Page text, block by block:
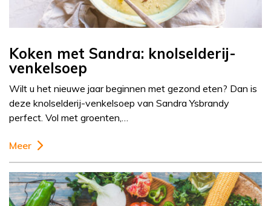
Koken met Sandra: knolselderij-
venkelsoep
Wilt u het nieuwe jaar beginnen met gezond eten? Dan is
deze knolselderij-venkelsoep van Sandra Ysbrandy
perfect. Vol met groenten,…
Meer